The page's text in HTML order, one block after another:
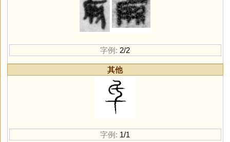
字例: 2/2
其他
字例: 1/1